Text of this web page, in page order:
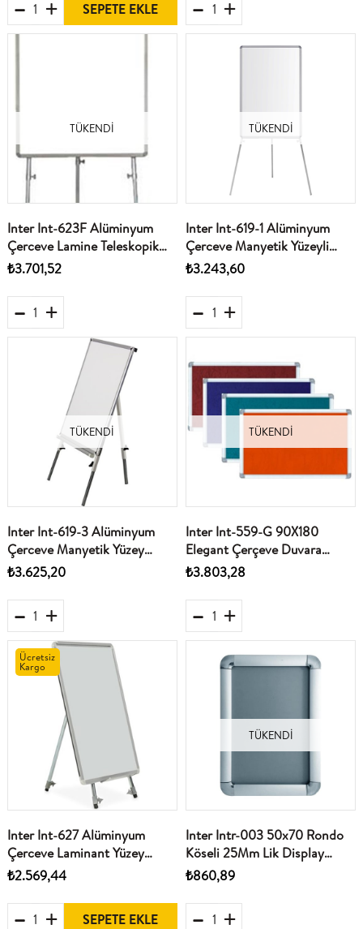
SEPETE EKLE
TÜKENDI
Inter Int-623F Alüminyum
Çerceve Lamine Teleskopik
Ayakli Flip Cartli Beyaz Yazi
Tahtasi 70X100
₺3.701,52
TÜKENDI
Inter Int-619-1 Alüminyum
Çerceve Manyetik Yüzeyli
Teleskopik Ayakli Beyaz Yazi
Tahtasi 50X70
₺3.243,60
TÜKENDI
Inter Int-619-3 Alüminyum
Çerceve Manyetik Yüzey
Teleskopik Ayakli Beyaz Yazi
Tahtasi 60X90
₺3.625,20
TÜKENDI
Inter Int-559-G 90X180
Elegant Çerçeve Duvara
Monte Gri Çuhali Pano
₺3.803,28
Inter Int-627 Alüminyum
Çerceve Laminant Yüzey
Teleskopik Ayakli Beyaz Yazi
Tahtasi 50x70
₺2.569,44
SEPETE EKLE
Ücretsiz
Kargo
TÜKENDI
Inter Intr-003 50x70 Rondo
Köseli 25Mm Lik Display
Çerçeve
₺860,89